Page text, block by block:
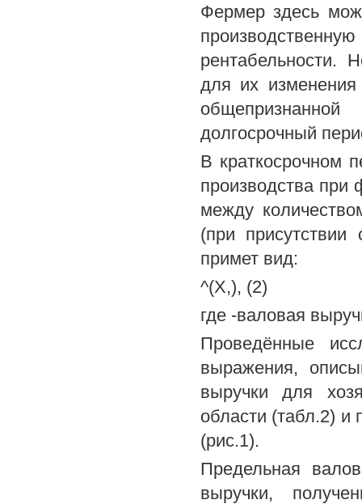
Фермер здесь
рентабельности.
для их
долгосрочный
В краткосрочном
производства при
между
(при
примет вид:
^(Х,), (2)
где -валовая
Проведённые
выражения,
выручки для
области (табл.2) и
(рис.1).
Предельная
выручки,